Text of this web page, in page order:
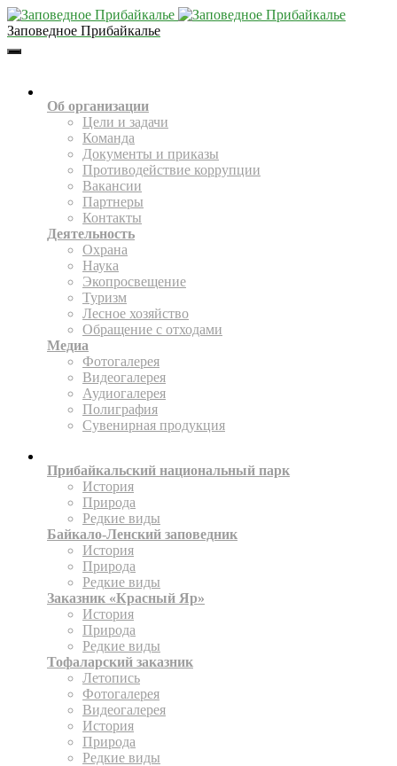
Заповедное Прибайкалье
Toggle
Об организации
Цели и задачи
Команда
Документы и приказы
Противодействие коррупции
Вакансии
Партнеры
Контакты
Деятельность
Охрана
Наука
Экопросвещение
Туризм
Лесное хозяйство
Обращение с отходами
Медиа
Фотогалерея
Видеогалерея
Аудиогалерея
Полиграфия
Сувенирная продукция
Прибайкальский национальный парк
История
Природа
Редкие виды
Байкало-Ленский заповедник
История
Природа
Редкие виды
Заказник «Красный Яр»
История
Природа
Редкие виды
Тофаларский заказник
Летопись
Фотогалерея
Видеогалерея
История
Природа
Редкие виды